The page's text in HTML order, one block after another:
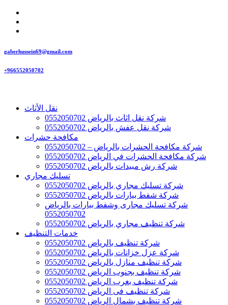
gaberhussein69@gmail.com
+966552050702
نقل الأثاث
شركة نقل اثاث بالرياض 0552050702
شركة نقل عفش بالرياض 0552050702
مكافحة حشرات
شركة مكافحة الحشرات بالرياض – 0552050702
شركة مكافحة الحشرات في الرياض 0552050702
شركة رش مبيدات بالرياض 0552050702
تسليك مجاري
شركة تسليك مجاري بالرياض 0552050702
شركة شفط بيارات بالرياض 0552050702
شركة تسليك مجارى وشفط بيارات بالرياض
0552050702
شركة تنظيف مجاري بالرياض 0552050702
خدمات التنظيف
شركة تنظيف بالرياض 0552050702
شركة عزل خزانات بالرياض 0552050702
شركة تنظيف منازل بالرياض 0552050702
شركة تنظيف بجنوب الرياض 0552050702
شركة تنظيف بغرب الرياض 0552050702
شركة تنظيف فى الرياض 0552050702
شركة تنظيف بشمال الرياض 0552050702